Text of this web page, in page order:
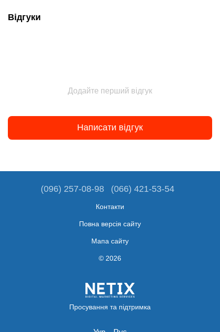
Відгуки
Додайте перший відгук
Написати відгук
(096) 257-08-98 (066) 421-53-54
Контакти
Повна версія сайту
Мапа сайту
© 2026
Просування та підтримка